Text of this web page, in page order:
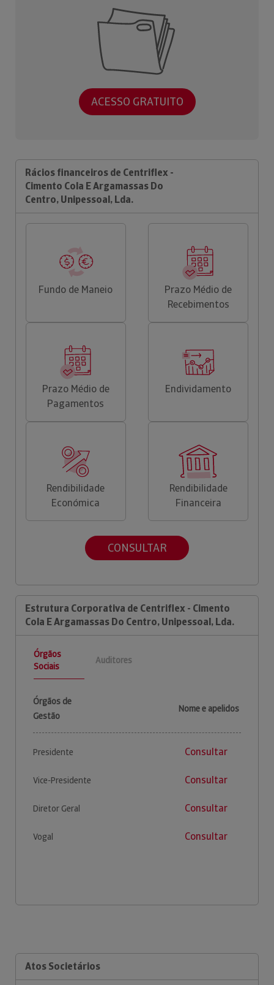
ACESSO GRATUITO
Rácios financeiros de Centriflex -
Cimento Cola E Argamassas Do
Centro, Unipessoal, Lda.
Fundo de Maneio
Prazo Médio de
Recebimentos
Prazo Médio de
Pagamentos
Endividamento
Rendibilidade
Económica
Rendibilidade
Financeira
CONSULTAR
Estrutura Corporativa de Centriflex - Cimento
Cola E Argamassas Do Centro, Unipessoal, Lda.
Órgãos
Sociais
Auditores
Órgãos de
Gestão
Nome e apelidos
Presidente Consultar
Vice-Presidente Consultar
Diretor Geral Consultar
Vogal Consultar
Atos Societários